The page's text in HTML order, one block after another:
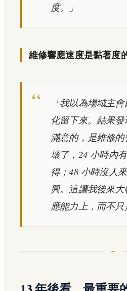
度。」
維修響應速度是黏著度
「我以為場域主
化留下來。結果
滿意的，是維修
壞了，24 小時內
得；48 小時沒人
興。這讓我後來
應能力上，而不只